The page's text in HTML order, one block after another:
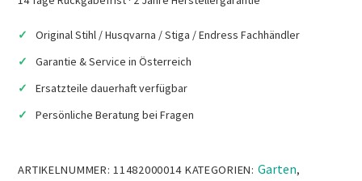
Original Stihl / Husqvarna / Stiga / Endress Fachhändler
Garantie & Service in Österreich
Ersatzteile dauerhaft verfügbar
Persönliche Beratung bei Fragen
ARTIKELNUMMER:11482000014 KATEGORIEN: Garten,